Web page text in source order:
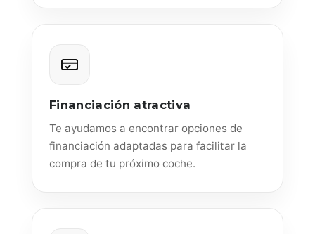
Financiación atractiva
Te ayudamos a encontrar opciones de
financiación adaptadas para facilitar la
compra de tu próximo coche.